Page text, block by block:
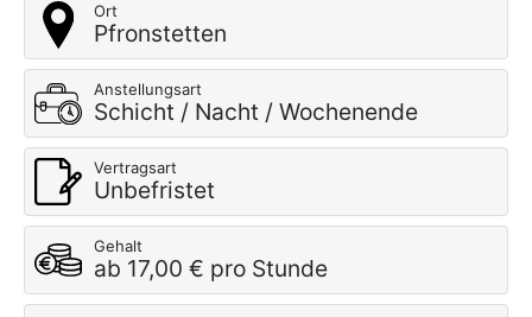
Ort
Pfronstetten
Anstellungsart
Schicht / Nacht / Wochenende
Vertragsart
Unbefristet
Gehalt
ab 17,00 € pro Stunde